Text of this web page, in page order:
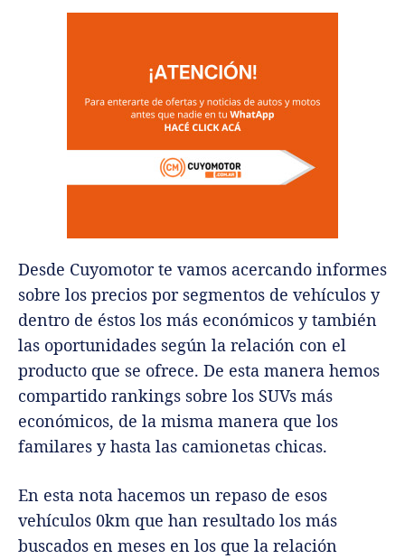
Desde Cuyomotor te vamos acercando informes
sobre los precios por segmentos de vehículos y
dentro de éstos los más económicos y también
las oportunidades según la relación con el
producto que se ofrece. De esta manera hemos
compartido rankings sobre los SUVs más
económicos, de la misma manera que los
familares y hasta las camionetas chicas.
En esta nota hacemos un repaso de esos
vehículos 0km que han resultado los más
buscados en meses en los que la relación